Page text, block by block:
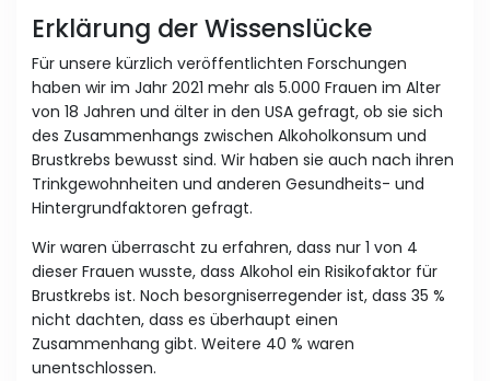
Erklärung der Wissenslücke
Für unsere kürzlich veröffentlichten Forschungen
haben wir im Jahr 2021 mehr als 5.000 Frauen im Alter
von 18 Jahren und älter in den USA gefragt, ob sie sich
des Zusammenhangs zwischen Alkoholkonsum und
Brustkrebs bewusst sind. Wir haben sie auch nach ihren
Trinkgewohnheiten und anderen Gesundheits- und
Hintergrundfaktoren gefragt.
Wir waren überrascht zu erfahren, dass nur 1 von 4
dieser Frauen wusste, dass Alkohol ein Risikofaktor für
Brustkrebs ist. Noch besorgniserregender ist, dass 35 %
nicht dachten, dass es überhaupt einen
Zusammenhang gibt. Weitere 40 % waren
unentschlossen.